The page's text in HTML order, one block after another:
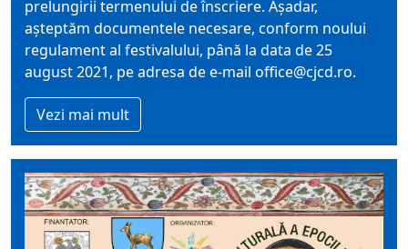
prelungirii termenului de înscriere. Aşadar,
aşteptăm documentele necesare, conform noului
regulament al festivalului, până la data de 25
august 2021, pe adresa de e-mail office@cjcd.ro.
Vezi mai mult